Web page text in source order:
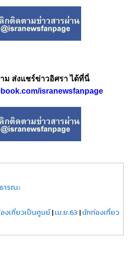
ม ส่งแชร์ข่าวอิศรา ได้ที่นี่
isranewsfanpage
ารณะ
งเที่ยวเป็นศูนย์|เม.ย.63 |นักท่องเที่ยว